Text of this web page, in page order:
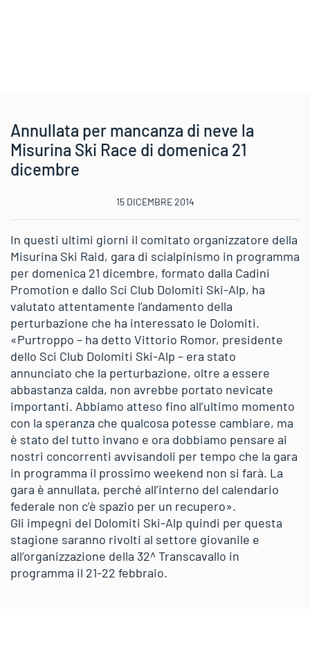
Annullata per mancanza di neve la
Misurina Ski Race di domenica 21
dicembre
15 DICEMBRE 2014
In questi ultimi giorni il comitato organizzatore della
Misurina Ski Raid, gara di scialpinismo in programma
per domenica 21 dicembre, formato dalla Cadini
Promotion e dallo Sci Club Dolomiti Ski-Alp, ha
valutato attentamente l’andamento della
perturbazione che ha interessato le Dolomiti.
«Purtroppo – ha detto Vittorio Romor, presidente
dello Sci Club Dolomiti Ski-Alp – era stato
annunciato che la perturbazione, oltre a essere
abbastanza calda, non avrebbe portato nevicate
importanti. Abbiamo atteso fino all’ultimo momento
con la speranza che qualcosa potesse cambiare, ma
è stato del tutto invano e ora dobbiamo pensare ai
nostri concorrenti avvisandoli per tempo che la gara
in programma il prossimo weekend non si farà. La
gara è annullata, perché all’interno del calendario
federale non c’è spazio per un recupero».
Gli impegni del Dolomiti Ski-Alp quindi per questa
stagione saranno rivolti al settore giovanile e
all’organizzazione della 32^ Transcavallo in
programma il 21-22 febbraio.